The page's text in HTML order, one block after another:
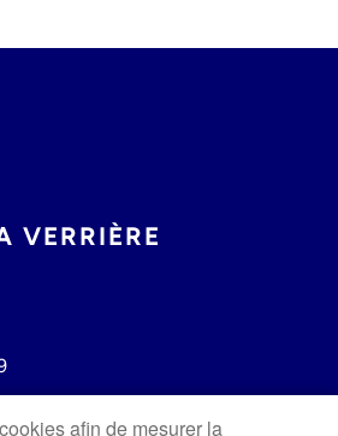
VERRIÈRE
08h30 à 12h00 - 13h30 à 17h30
afin de mesurer la